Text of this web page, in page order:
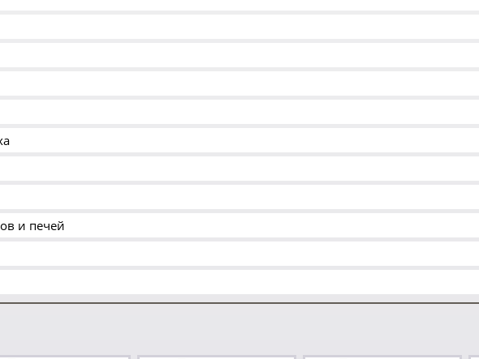
и печей